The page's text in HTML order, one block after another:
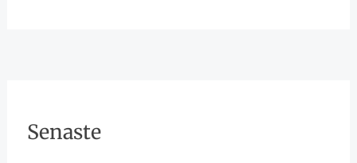
Senaste